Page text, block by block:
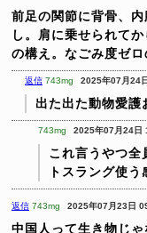
前足の関節に背骨、
し。肩に乗せられて
の構え。なごみ度ゼロ
返信 743mg 2025年07月24
出た出た動物愛護
743mg 2025年07月24日
これ言うやつ全
トスラング使
返信 743mg 2025年07月23日
中国人って生き物じゃ